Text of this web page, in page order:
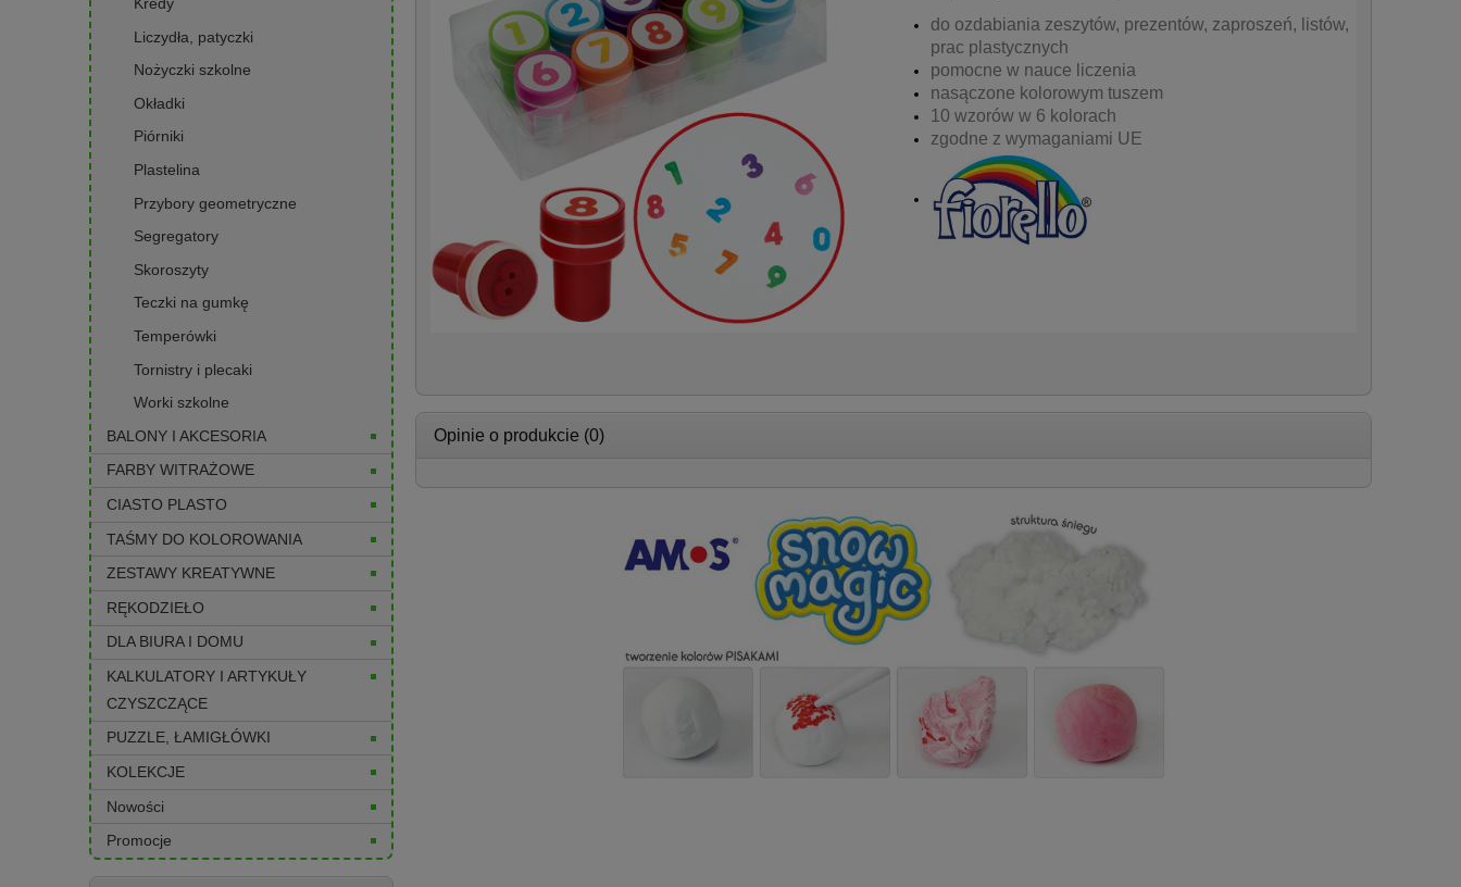
Liczydła, patyczki
Nożyczki szkolne
Okładki
Piórniki
Plastelina
Przybory geometryczne
Segregatory
Skoroszyty
Teczki na gumkę
Temperówki
Tornistry i plecaki
Worki szkolne
BALONY I AKCESORIA
FARBY WITRAŻOWE
CIASTO PLASTO
TAŚMY DO KOLOROWANIA
ZESTAWY KREATYWNE
RĘKODZIEŁO
DLA BIURA I DOMU
KALKULATORY I ARTYKUŁY
CZYSZCZĄCE
PUZZLE, ŁAMIGŁÓWKI
KOLEKCJE
Nowości
Promocje
do ozdabiania zeszytów, prezentów, zaproszeń, listów,
prac plastycznych
pomocne w nauce liczenia
nasączone kolorowym tuszem
10 wzorów w 6 kolorach
zgodne z wymaganiami UE
Opinie o produkcie (0)